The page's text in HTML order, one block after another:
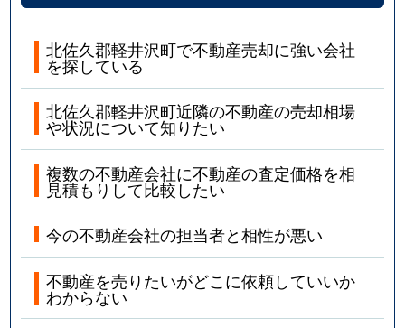
北佐久郡軽井沢町で不動産売却に強い会社
を探している
北佐久郡軽井沢町近隣の不動産の売却相場
や状況について知りたい
複数の不動産会社に不動産の査定価格を相
見積もりして比較したい
今の不動産会社の担当者と相性が悪い
不動産を売りたいがどこに依頼していいか
わからない